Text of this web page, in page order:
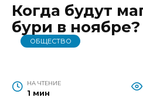
Когда будут
бури в ноябре?
ОБЩЕСТВО
НА ЧТЕНИЕ
1 мин